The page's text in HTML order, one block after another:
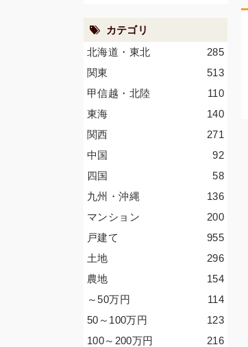
カテゴリ
285
北海道・東北
513
関東
110
甲信越・北陸
140
東海
271
関西
92
中国
58
四国
136
九州・沖縄
200
マンション
955
戸建て
296
土地
154
農地
114
～50万円
123
50～100万円
216
100～200万円